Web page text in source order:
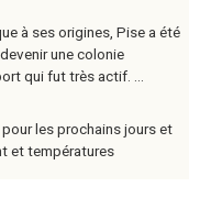
à ses origines, Pise a été
une colonie
qui fut très actif. ...
les prochains jours et
et températures